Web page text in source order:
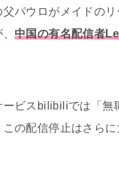
パウロがメイドの
中国の有名配信者
ビスbilibiliでは「
の配信停止はさら